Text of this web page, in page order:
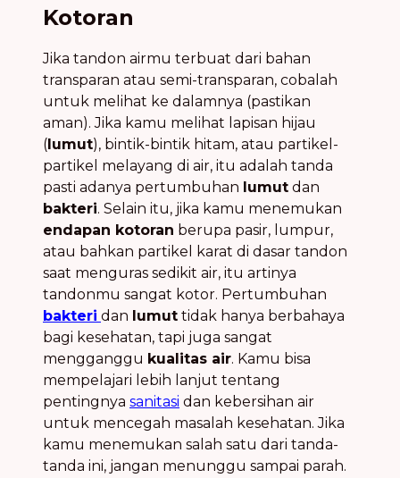
Kotoran
Jika tandon airmu terbuat dari bahan
transparan atau semi-transparan, cobalah
untuk melihat ke dalamnya (pastikan
aman). Jika kamu melihat lapisan hijau
(lumut), bintik-bintik hitam, atau partikel-
partikel melayang di air, itu adalah tanda
pasti adanya pertumbuhan lumut dan
bakteri. Selain itu, jika kamu menemukan
endapan kotoran berupa pasir, lumpur,
atau bahkan partikel karat di dasar tandon
saat menguras sedikit air, itu artinya
tandonmu sangat kotor. Pertumbuhan
bakteri dan lumut tidak hanya berbahaya
bagi kesehatan, tapi juga sangat
mengganggu kualitas air. Kamu bisa
mempelajari lebih lanjut tentang
pentingnya sanitasi dan kebersihan air
untuk mencegah masalah kesehatan. Jika
kamu menemukan salah satu dari tanda-
tanda ini, jangan menunggu sampai parah.